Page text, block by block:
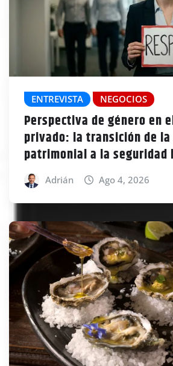
ENTREVISTA NEGOCIOS
Perspectiva de género en
privado: la transición de
patrimonial a la seguridad
Adrián Ago 4, 2026